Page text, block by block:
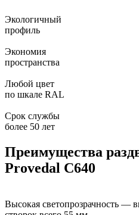
Экологичный
профиль
Экономия
пространства
Любой цвет
по шкале RAL
Срок службы
более 50 лет
Преимущества
Provedal C640
Высокая светопрозрачность —